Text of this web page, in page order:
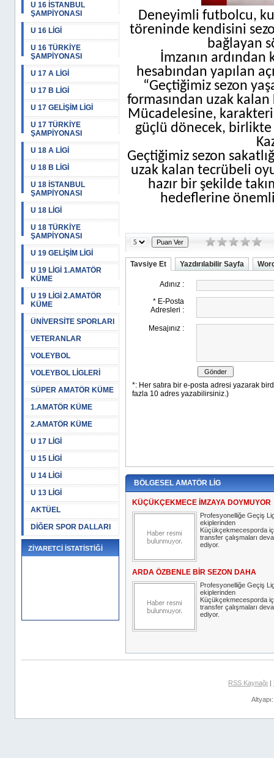
U 16 İSTANBUL
ŞAMPİYONASI
U 16 LİGİ
U 16 TÜRKİYE
ŞAMPİYONASI
U 17 A LİGİ
U 17 B LİGİ
U 17 GELİŞİM LİGİ
U 17 TÜRKİYE
ŞAMPİYONASI
U 18 A LİGİ
U 18 B LİGİ
U 18 İSTANBUL
ŞAMPİYONASI
U 18 LİGİ
U 18 TÜRKİYE
ŞAMPİYONASI
U 19 GELİŞİM LİGİ
U 19 LİGİ 1.AMATÖR
KÜME
U 19 LİGİ 2.AMATÖR
KÜME
ÜNİVERSİTE SPORLARI
VETERANLAR
VOLEYBOL
VOLEYBOL LİGLERİ
SÜPER AMATÖR KÜME
1.AMATÖR KÜME
2.AMATÖR KÜME
U 17 LİGİ
U 15 LİGİ
U 14 LİGİ
U 13 LİGİ
AKTÜEL
DİĞER SPOR DALLARI
ZİYARETCİ İSTATİSTİĞİ
Deneyimli futbolcu,
töreninde kendisini
bağlayan
İmzanın
hesabından yapılan
“Geçtiğimiz sezon
formasından uzak kalan
Mücadelesine,
güçlü dönecek, birlikte
Geçtiğimiz sezon
uzak kalan tecrübeli
hazır bir şekilde
hedeflerine önemli
Tavsiye Et Yazdırılabilir Sayfa
BÖLGESEL AMATÖR LİG
KÜÇÜKÇEKMECE İMZAYA DOYMUYOR
Profesyonelliğe Geçiş
ekiplerinden
Küçükçekmecesporda iç
transfer çalışmaları
ediyor.
ARDA ÖZBENLE BİR SEZON DAHA
Profesyonelliğe Geçiş
ekiplerinden
Küçükçekmecesporda iç
transfer çalışmaları
ediyor.
RSS Kaynağı |